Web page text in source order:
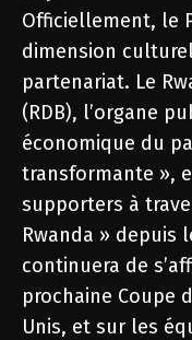
Officiellement, le
dimension
partenariat. Le
(RDB), l’organe
économique du
transformante »,
supporters à
Rwanda » depuis
continuera de
prochaine Coupe
Unis, et sur les